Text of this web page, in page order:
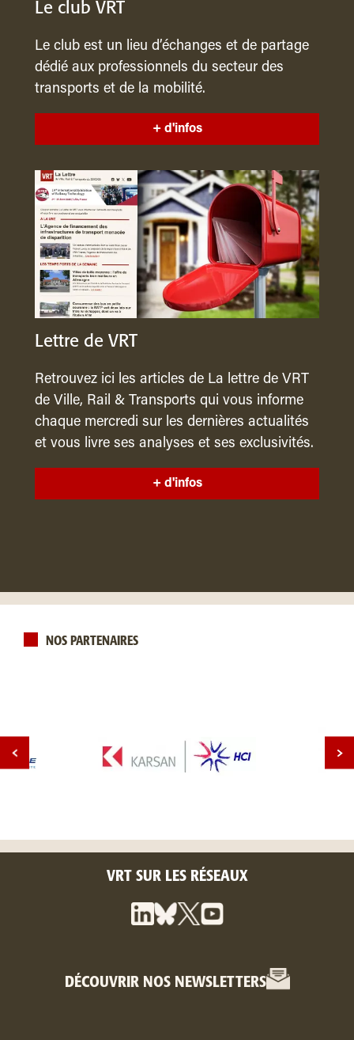
Le club VRT
Le club est un lieu d’échanges et de partage
dédié aux professionnels du secteur des
transports et de la mobilité.
+ d'infos
Lettre de VRT
Retrouvez ici les articles de La lettre de VRT
de Ville, Rail & Transports qui vous informe
chaque mercredi sur les dernières actualités
et vous livre ses analyses et ses exclusivités.
+ d'infos
NOS PARTENAIRES
VRT SUR LES RÉSEAUX
DÉCOUVRIR NOS NEWSLETTERS